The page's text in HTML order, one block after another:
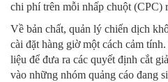
chi phí trên mỗi nhấp chuột (CPC)
Về bản chất, quản lý chiến dịch
cài đặt hàng giờ một cách cảm
liệu để đưa ra các quyết định cắt
vào những nhóm quảng cáo đang